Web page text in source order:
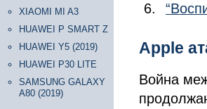
XIAOMI MI A3
HUAWEI P SMART Z
HUAWEI Y5 (2019)
HUAWEI P30 LITE
SAMSUNG GALAXY
A80 (2019)
Apple
Война